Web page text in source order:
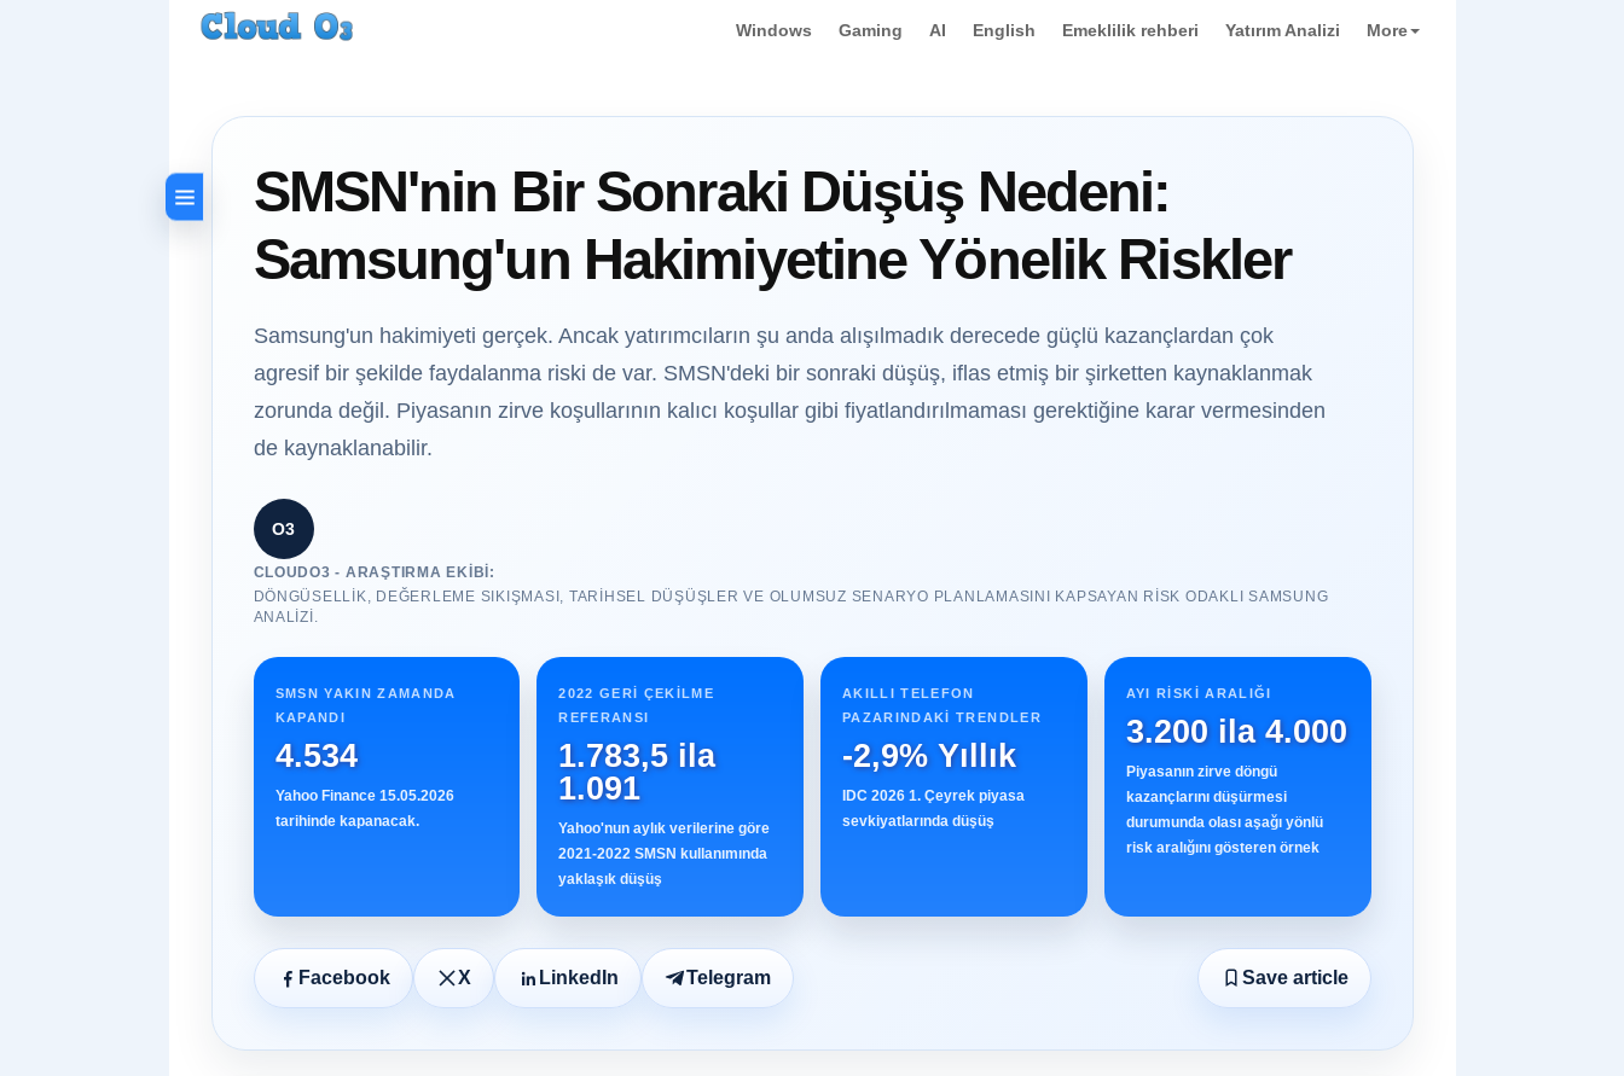
Windows Gaming AI English Emeklilik rehberi Yatırım Analizi More
SMSN'nin Bir Sonraki Düşüş Nedeni:
Samsung'un Hakimiyetine Yönelik Riskler
Samsung'un hakimiyeti gerçek. Ancak yatırımcıların şu anda alışılmadık derecede güçlü kazançlardan çok
agresif bir şekilde faydalanma riski de var. SMSN'deki bir sonraki düşüş, iflas etmiş bir şirketten kaynaklanmak
zorunda değil. Piyasanın zirve koşullarının kalıcı koşullar gibi fiyatlandırılmaması gerektiğine karar vermesinden
de kaynaklanabilir.
O3
CLOUDO3 - ARAŞTIRMA EKIBI:
DÖNGÜSELLIK, DEĞERLEME SIKIŞMASI, TARIHSEL DÜŞÜŞLER VE OLUMSUZ SENARYO PLANLAMASINI KAPSAYAN RISK ODAKLI SAMSUNG
ANALIZI.
SMSN YAKIN ZAMANDA
KAPANDI
4.534
Yahoo Finance 15.05.2026
tarihinde kapanacak.
2022 GERI ÇEKILME
REFERANSI
1.783,5 ila
1.091
Yahoo'nun aylık verilerine göre
2021-2022 SMSN kullanımında
yaklaşık düşüş
AKILLI TELEFON
PAZARINDAKI TRENDLER
-2,9% Yıllık
IDC 2026 1. Çeyrek piyasa
sevkiyatlarında düşüş
AYI RISKI ARALIĞI
3.200 ila 4.000
Piyasanın zirve döngü
kazançlarını düşürmesi
durumunda olası aşağı yönlü
risk aralığını gösteren örnek
Facebook X LinkedIn Telegram Save article